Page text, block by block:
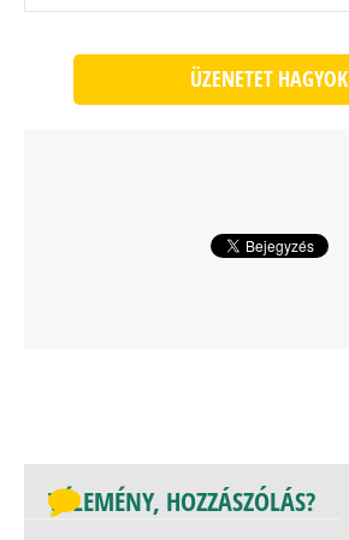
ÜZENETET HAGYOK
VÉLEMÉNY, HOZZÁSZÓLÁS?